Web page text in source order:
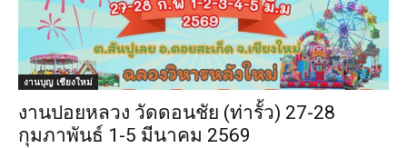
งานบุญ เชียงใหม่
งานปอยหลวง วัดดอนชัย (ท่ารั้ว) 27-28
กุมภาพันธ์ 1-5 มีนาคม 2569